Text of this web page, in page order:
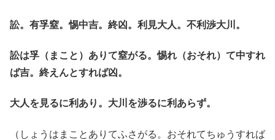
訟。有孚窒。惕中吉。終凶。利見大人。不利渉大川。
訟は孚（まこと）ありて窒がる。惕れ（おそれ）て中すれ
ば吉。終えんとすれば凶。
大人を見るに利あり。大川を渉るに利あらず。
（しょうはまことありてふさがる。おそれてちゅうすれば